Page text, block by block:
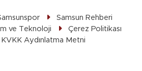
Samsun Rehberi
ve Teknoloji
Çerez Politikası
KVKK Aydınlatma Metni